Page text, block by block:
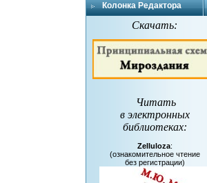
Колонка Редактора
Скачать:
Читать
в электронных
библиотеках:
Zelluloza:
(ознакомительное чтение
без регистрации)